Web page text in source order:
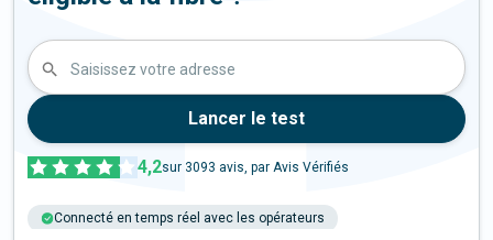
Saisissez votre adresse
Lancer le test
4,2sur 3093 avis, par Avis Vérifiés
Connecté en temps réel avec les opérateurs